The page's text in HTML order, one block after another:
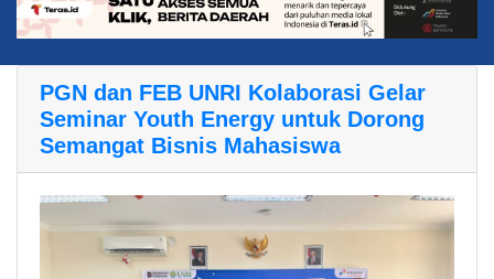
PGN dan FEB UNRI Kolaborasi Gelar
Seminar Youth Energy untuk Dorong
Semangat Bisnis Mahasiswa